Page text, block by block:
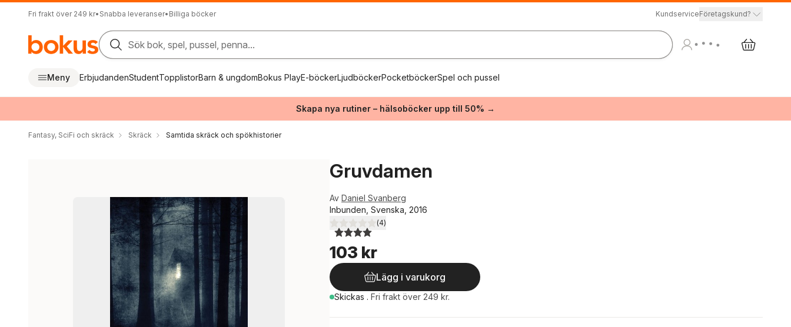
Fri frakt över 249 kr• Snabba leveranser• Billiga böcker KundserviceFöretagskund?
Sök bok, spel, pussel, penna...
Meny ErbjudandenStudentTopplistorBarn & ungdomBokus PlayE-böckerLjudböckerPocketböckerSpel och pussel
Skapa nya rutiner – hälsoböcker upp till 50% →
Fantasy, SciFi och skräck Skräck Samtida skräck och spökhistorier
Gruvdamen
Av Daniel Svanberg
Inbunden, Svenska, 2016
4,0utav 5 stjärnor. Totalt antal röster:
(4)
103 kr
Lägg i varukorg
Skickas . Fri frakt över 249 kr.